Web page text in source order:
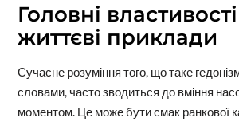
Головні
життєві приклади
Сучасне розуміння того, що таке
словами, часто зводиться до вміння
моментом. Це може бути смак ранкової